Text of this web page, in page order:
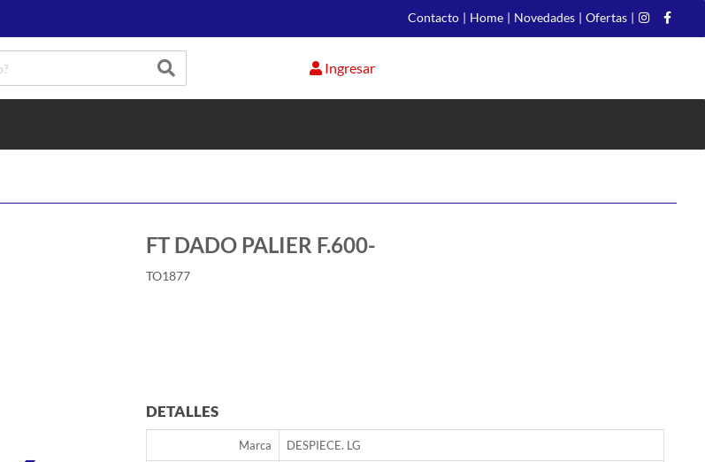
Contacto | Home | Novedades | Ofertas |
Ingresar
FT DADO PALIER F.600-
TO1877
DETALLES
Marca DESPIECE. LG